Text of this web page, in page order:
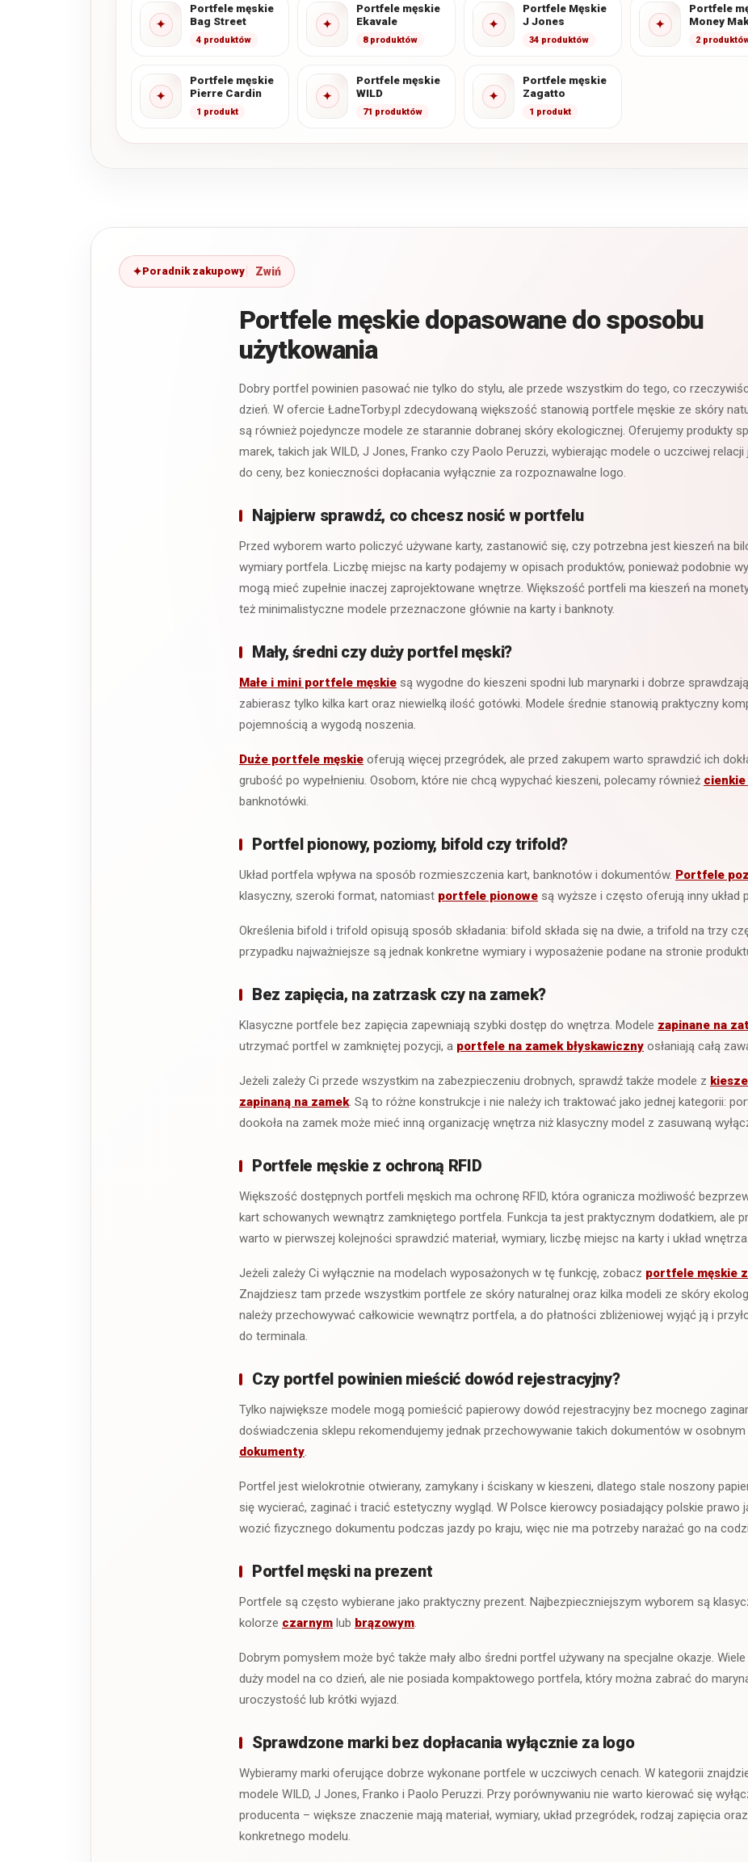
✦
Portfele męskie
Bag Street
4 produktów
✦
Portfele męskie
Ekavale
8 produktów
✦
Portfele Męskie
J Jones
34 produktów
✦
Portfele
Money
2
✦
Portfele męskie
Pierre Cardin
1 produkt
✦
Portfele męskie
WILD
71 produktów
✦
Portfele męskie
Zagatto
1 produkt
Poradnik zakupowy
Portfele męskie dopasowane do sposobu
użytkowania
Dobry portfel powinien pasować nie tylko do stylu, ale przede wszystkim do tego, co
dzień. W ofercie ŁadneTorby.pl zdecydowaną większość stanowią portfele męskie ze skóry
są również pojedyncze modele ze starannie dobranej skóry ekologicznej. Oferujemy produkty
marek, takich jak WILD, J Jones, Franko czy Paolo Peruzzi, wybierając modele o uczciwej
do ceny, bez konieczności dopłacania wyłącznie za rozpoznawalne logo.
Najpierw sprawdź, co chcesz nosić w portfelu
Przed wyborem warto policzyć używane karty, zastanowić się, czy potrzebna jest kieszeń na
wymiary portfela. Liczbę miejsc na karty podajemy w opisach produktów, ponieważ podobnie
mogą mieć zupełnie inaczej zaprojektowane wnętrze. Większość portfeli ma kieszeń na
też minimalistyczne modele przeznaczone głównie na karty i banknoty.
Mały, średni czy duży portfel męski?
Małe i mini portfele męskie są wygodne do kieszeni spodni lub marynarki i dobrze
zabierasz tylko kilka kart oraz niewielką ilość gotówki. Modele średnie stanowią praktyczny
pojemnością a wygodą noszenia.
Duże portfele męskie oferują więcej przegródek, ale przed zakupem warto sprawdzić ich
grubość po wypełnieniu. Osobom, które nie chcą wypychać kieszeni, polecamy również
banknotówki.
Portfel pionowy, poziomy, bifold czy trifold?
Układ portfela wpływa na sposób rozmieszczenia kart, banknotów i dokumentów. Portfele
klasyczny, szeroki format, natomiast portfele pionowe są wyższe i często oferują inny układ
Określenia bifold i trifold opisują sposób składania: bifold składa się na dwie, a trifold na trzy
przypadku najważniejsze są jednak konkretne wymiary i wyposażenie podane na stronie
Bez zapięcia, na zatrzask czy na zamek?
Klasyczne portfele bez zapięcia zapewniają szybki dostęp do wnętrza. Modele zapinane na
utrzymać portfel w zamkniętej pozycji, a portfele na zamek błyskawiczny osłaniają całą
Jeżeli zależy Ci przede wszystkim na zabezpieczeniu drobnych, sprawdź także modele z
zapinaną na zamek. Są to różne konstrukcje i nie należy ich traktować jako jednej kategorii:
dookoła na zamek może mieć inną organizację wnętrza niż klasyczny model z zasuwaną
Portfele męskie z ochroną RFID
Większość dostępnych portfeli męskich ma ochronę RFID, która ogranicza możliwość
kart schowanych wewnątrz zamkniętego portfela. Funkcja ta jest praktycznym dodatkiem, ale
warto w pierwszej kolejności sprawdzić materiał, wymiary, liczbę miejsc na karty i układ wnętrza.
Jeżeli zależy Ci wyłącznie na modelach wyposażonych w tę funkcję, zobacz portfele męskie
Znajdziesz tam przede wszystkim portfele ze skóry naturalnej oraz kilka modeli ze skóry
należy przechowywać całkowicie wewnątrz portfela, a do płatności zbliżeniowej wyjąć ją i
do terminala.
Czy portfel powinien mieścić dowód rejestracyjny?
Tylko największe modele mogą pomieścić papierowy dowód rejestracyjny bez mocnego
doświadczenia sklepu rekomendujemy jednak przechowywanie takich dokumentów w osobnym
dokumenty
Portfel jest wielokrotnie otwierany, zamykany i ściskany w kieszeni, dlatego stale noszony
się wycierać, zaginać i tracić estetyczny wygląd. W Polsce kierowcy posiadający polskie prawo
wozić fizycznego dokumentu podczas jazdy po kraju, więc nie ma potrzeby narażać go na
Portfel męski na prezent
Portfele są często wybierane jako praktyczny prezent. Najbezpieczniejszym wyborem są
kolorze czarnym lub brązowym
Dobrym pomysłem może być także mały albo średni portfel używany na specjalne okazje.
duży model na co dzień, ale nie posiada kompaktowego portfela, który można zabrać do
uroczystość lub krótki wyjazd.
Sprawdzone marki bez dopłacania wyłącznie za logo
Wybieramy marki oferujące dobrze wykonane portfele w uczciwych cenach. W kategorii
modele WILD, J Jones, Franko i Paolo Peruzzi. Przy porównywaniu nie warto kierować się
producenta – większe znaczenie mają materiał, wymiary, układ przegródek, rodzaj zapięcia
konkretnego modelu.